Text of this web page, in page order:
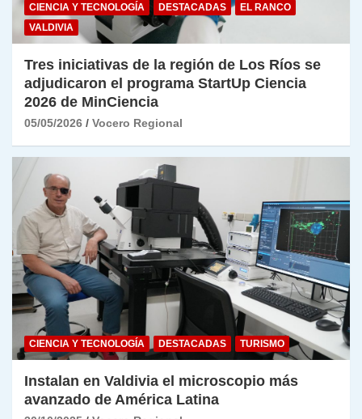
CIENCIA Y TECNOLOGÍA DESTACADAS
EL RANCO
VALDIVIA
Tres iniciativas de la región de Los Ríos se
adjudicaron el programa StartUp Ciencia
2026 de MinCiencia
05/05/2026 Vocero Regional
CIENCIA Y TECNOLOGÍA DESTACADAS TURISMO
Instalan en Valdivia el microscopio más
avanzado de América Latina